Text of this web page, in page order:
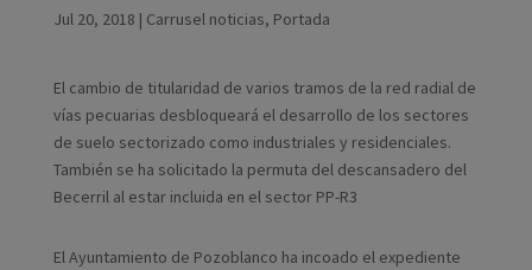
Jul 20, 2018 | Carrusel noticias, Portada
El cambio de titularidad de varios tramos de la red radial de
vías pecuarias desbloqueará el desarrollo de los sectores
de suelo sectorizado como industriales y residenciales.
También se ha solicitado la permuta del descansadero del
Becerril al estar incluida en el sector PP-R3
El Ayuntamiento de Pozoblanco ha incoado el expediente